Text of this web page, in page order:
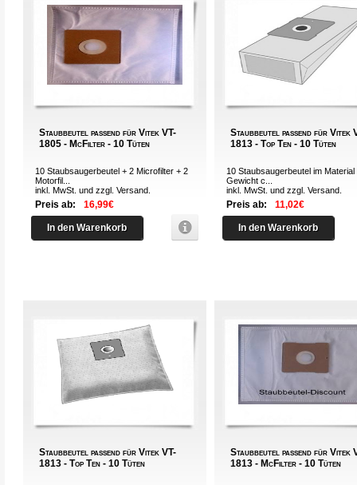
Staubbeutel passend für Vitek VT-
1805 - McFilter - 10 Tüten
10 Staubsaugerbeutel + 2 Microfilter + 2
Motorfil...
inkl. MwSt. und zzgl.Versand
Preis ab: 16,99€
In den Warenkorb
Staubbeutel passend für Vitek
1813 - Top Ten - 10 Tüten
10 Staubsaugerbeutel im Material
Gewicht c...
inkl. MwSt. und zzgl.Versand
Preis ab: 11,02€
In den Warenkorb
Staubbeutel passend für Vitek VT-
1813 - Top Ten - 10 Tüten
Staubbeutel passend für Vitek
1813 - McFilter - 10 Tüten